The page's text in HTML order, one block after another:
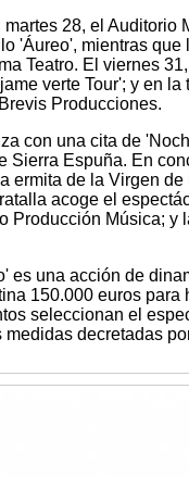
martes 28, el
'Áureo', mientras
Teatro. El viernes
verte Tour'; y en
Producciones.
con una cita de
Sierra Espuña. En
ermita de la Virgen
acoge el
Producción Música;
es una acción de
150.000 euros
seleccionan el
medidas decretadas